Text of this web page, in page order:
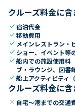
クルーズ料金に
check宿泊代金
check移動費用
check メインレストラン・
check ショー、イベント等
check船内での施設使用料
ブ・ラウンジ、図書
check船上アクティビティ
クルーズ料金に
close 自宅～港までの交通